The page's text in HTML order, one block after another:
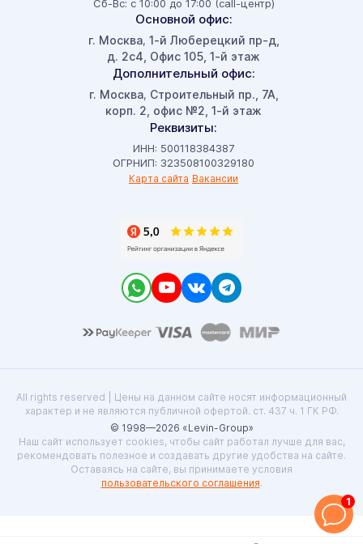
Сб-Вс: с 10:00 до 17:00 (call-центр)
Основной офис:
г. Москва, 1-й Люберецкий пр-д,
д. 2с4, Офис 105, 1-й этаж
Дополнительный офис:
г. Москва, Строительный пр., 7А,
корп. 2, офис №2, 1-й этаж
Реквизиты:
ИНН: 500118384387
ОГРНИП: 323508100329180
Карта сайта Вакансии
All rights reserved | Цены на данном сайте носят информационный
характер и не являются публичной офертой. ст. 437 ч. 1 ГК РФ.
© 1998—2026 «Levin-Group»
Наш сайт использует cookies, чтобы сайт работал лучше для вас,
рекомендовать полезное и создавать другие удобства на сайте.
Оставаясь на сайте, вы принимаете условия
пользовательского соглашения.
1